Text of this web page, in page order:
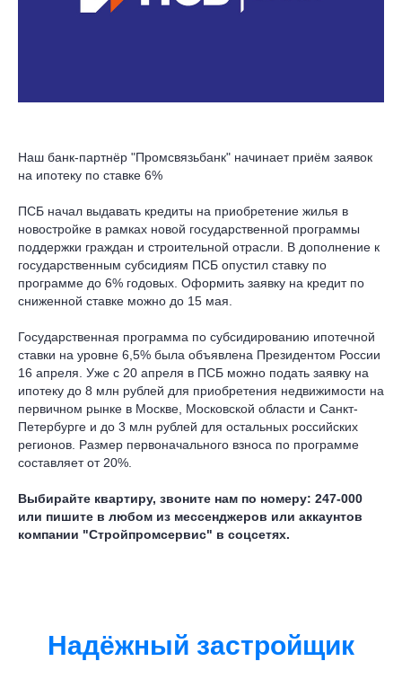
Наш банк-партнёр "Промсвязьбанк" начинает приём заявок
на ипотеку по ставке 6%
ПСБ начал выдавать кредиты на приобретение жилья в
новостройке в рамках новой государственной программы
поддержки граждан и строительной отрасли. В дополнение к
государственным субсидиям ПСБ опустил ставку по
программе до 6% годовых. Оформить заявку на кредит по
сниженной ставке можно до 15 мая.
Государственная программа по субсидированию ипотечной
ставки на уровне 6,5% была объявлена Президентом России
16 апреля. Уже с 20 апреля в ПСБ можно подать заявку на
ипотеку до 8 млн рублей для приобретения недвижимости на
первичном рынке в Москве, Московской области и Санкт-
Петербурге и до 3 млн рублей для остальных российских
регионов. Размер первоначального взноса по программе
составляет от 20%.
Выбирайте квартиру, звоните нам по номеру: 247-000
или пишите в любом из мессенджеров или аккаунтов
компании "Стройпромсервис" в соцсетях.
Надёжный застройщик